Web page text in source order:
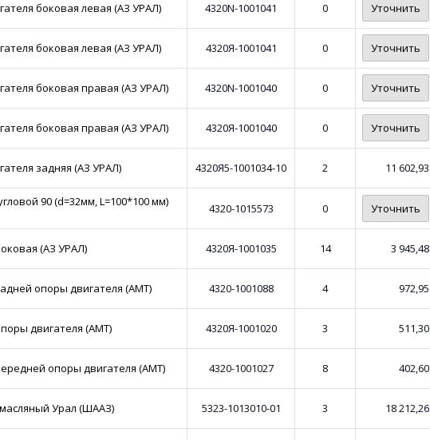
боковая левая (АЗ УРАЛ) 4320N-1001041 0 Уточнить
боковая левая (АЗ УРАЛ) 4320Я-1001041 0 Уточнить
боковая правая (АЗ УРАЛ) 4320N-1001040 0 Уточнить
боковая правая (АЗ УРАЛ) 4320Я-1001040 0 Уточнить
задняя (АЗ УРАЛ) 4320Я5-1001034-10 2 11 602,93
90 (d=32мм, L=100*100 мм)
4320-1015573 0 Уточнить
(АЗ УРАЛ) 4320Я-1001035 14 3 945,48
опоры двигателя (АМТ) 4320-1001088 4 972,95
двигателя (АМТ) 4320Я-1001020 3 511,30
опоры двигателя (АМТ) 4320-1001027 8 402,60
Урал (ШААЗ) 5323-1013010-01 3 18 212,26